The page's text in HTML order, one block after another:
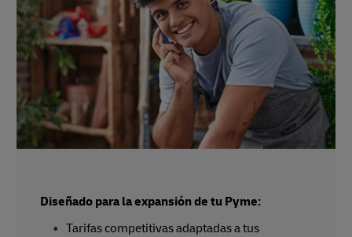
Diseñado para la expansión de tu Pyme:
Tarifas competitivas adaptadas a tus